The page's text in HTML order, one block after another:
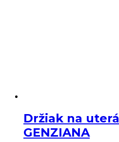
Držiak na
GENZIANA